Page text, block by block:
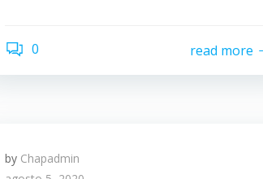
0 read more
by Chapadmin